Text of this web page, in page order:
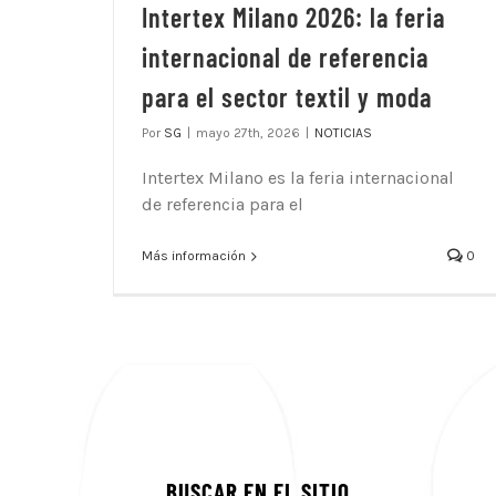
Intertex Milano 2026: la feria
internacional de referencia
para el sector textil y moda
Por SG | mayo 27th, 2026 | NOTICIAS
Intertex Milano es la feria internacional
de referencia para el
Más información 0